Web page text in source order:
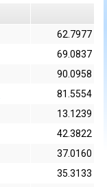
62.7977
69.0837
90.0958
81.5554
13.1239
42.3822
37.0160
35.3133